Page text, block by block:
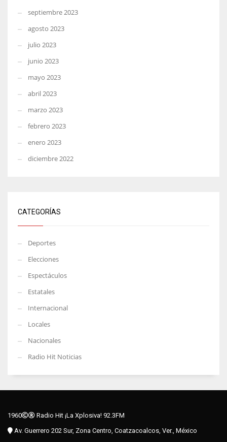
septiembre 2023
agosto 2023
julio 2023
junio 2023
mayo 2023
abril 2023
marzo 2023
febrero 2023
enero 2023
diciembre 2022
CATEGORÍAS
Deportes
Elecciones
Espectáculos
Estatales
Internacional
Locales
Nacionales
Radio Hit Noticias
1960
Radio Hit ¡La Xplosiva! 92.3FM
Av. Guerrero 202 Sur, Zona Centro, Coatzacoalcos, Ver., México